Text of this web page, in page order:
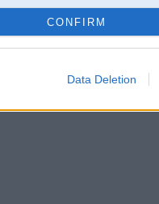
CONFIRM
Data Deletion